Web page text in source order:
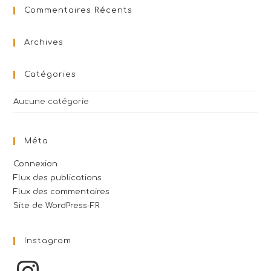
Commentaires Récents
Archives
Catégories
Aucune catégorie
Méta
Connexion
Flux des publications
Flux des commentaires
Site de WordPress-FR
Instagram
Instagram